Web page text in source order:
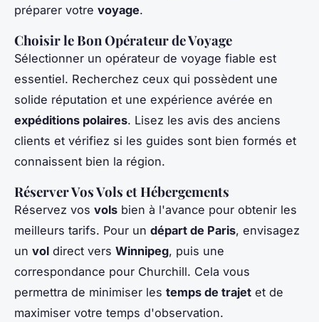
préparer votre voyage.
Choisir le Bon Opérateur de Voyage
Sélectionner un opérateur de voyage fiable est
essentiel. Recherchez ceux qui possèdent une
solide réputation et une expérience avérée en
expéditions polaires. Lisez les avis des anciens
clients et vérifiez si les guides sont bien formés et
connaissent bien la région.
Réserver Vos Vols et Hébergements
Réservez vos vols bien à l'avance pour obtenir les
meilleurs tarifs. Pour un départ de Paris, envisagez
un vol direct vers Winnipeg, puis une
correspondance pour Churchill. Cela vous
permettra de minimiser les temps de trajet et de
maximiser votre temps d'observation.